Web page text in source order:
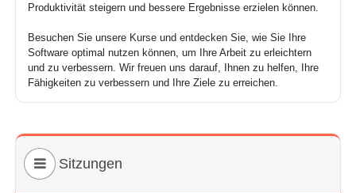
Produktivität steigern und bessere Ergebnisse erzielen können.
Besuchen Sie unsere Kurse und entdecken Sie, wie Sie Ihre
Software optimal nutzen können, um Ihre Arbeit zu erleichtern
und zu verbessern. Wir freuen uns darauf, Ihnen zu helfen, Ihre
Fähigkeiten zu verbessern und Ihre Ziele zu erreichen.
Sitzungen